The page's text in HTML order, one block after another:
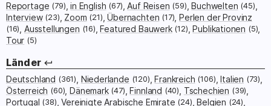
Reportage (79) in English (67) Auf Reisen (59) Buchwelten (45)
Interview (23) Zoom (21) Übernachten (17) Perlen der Provinz
(16) Ausstellungen (16) Featured Bauwerk (12) Publikationen (5)
Tour (5)
Länder
Deutschland (361) Niederlande (120) Frankreich (106) Italien (73)
Österreich (60) Dänemark (47) Finnland (40) Tschechien (39)
Portugal (38) Vereinigte Arabische Emirate (24) Belgien (24)